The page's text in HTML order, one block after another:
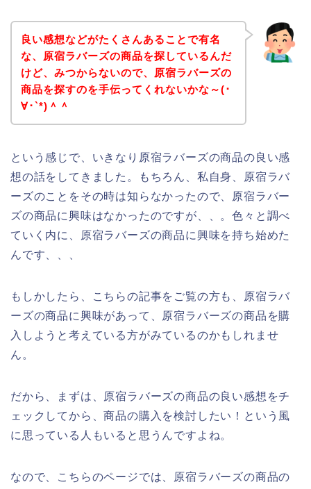
良い感想などがたくさんあることで有名
な、原宿ラバーズの商品を探しているんだ
けど、みつからないので、原宿ラバーズの
商品を探すのを手伝ってくれないかな～(･
∀･`*)＾＾
という感じで、いきなり原宿ラバーズの商品の良い感
想の話をしてきました。もちろん、私自身、原宿ラバ
ーズのことをその時は知らなかったので、原宿ラバー
ズの商品に興味はなかったのですが、、。色々と調べ
ていく内に、原宿ラバーズの商品に興味を持ち始めた
んです、、、
もしかしたら、こちらの記事をご覧の方も、原宿ラバ
ーズの商品に興味があって、原宿ラバーズの商品を購
入しようと考えている方がみているのかもしれませ
ん。
だから、まずは、原宿ラバーズの商品の良い感想をチ
ェックしてから、商品の購入を検討したい！という風
に思っている人もいると思うんですよね。
なので、こちらのページでは、原宿ラバーズの商品の